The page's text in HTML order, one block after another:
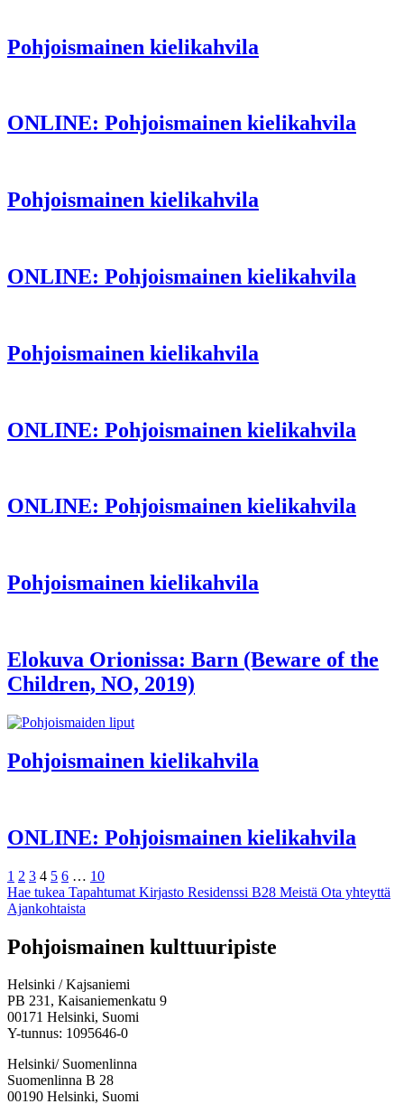
Pohjoismainen kielikahvila
ONLINE: Pohjoismainen kielikahvila
Pohjoismainen kielikahvila
ONLINE: Pohjoismainen kielikahvila
Pohjoismainen kielikahvila
ONLINE: Pohjoismainen kielikahvila
ONLINE: Pohjoismainen kielikahvila
Pohjoismainen kielikahvila
Elokuva Orionissa: Barn (Beware of the
Children, NO, 2019)
Pohjois­mainen kieli­kahvila
ONLINE: Pohjoismainen kielikahvila
Edellinen
Sivu
1 Sivu
2 Sivu
3 Sivu
4 Sivu
5 Sivu
6 … Sivu
10Seuraava
Hae tukea Tapahtumat Kirjasto Residenssi B28 Meistä Ota yhteyttä
Ajankohtaista
Facebook:
Avataan
välilehteen
Instagram:
Avataan
välilehteen
TikTok:
Avataan
välilehteen
Youtube:
Avataan
välilehteen
Vimeo:
Avataan
välilehteen
Pohjoismainen kulttuuripiste
Helsinki / Kajsaniemi
PB 231, Kaisaniemenkatu 9
00171 Helsinki, Suomi
Y-tunnus: 1095646-0
Helsinki/ Suomenlinna
Suomenlinna B 28
00190 Helsinki, Suomi